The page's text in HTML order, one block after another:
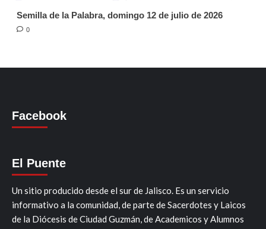
Semilla de la Palabra, domingo 12 de julio de 2026
0
Facebook
El Puente
Un sitio producido desde el sur de Jalisco. Es un servicio
informativo a la comunidad, de parte de Sacerdotes y Laicos
de la Diócesis de Ciudad Guzmán, de Academicos y Alumnos